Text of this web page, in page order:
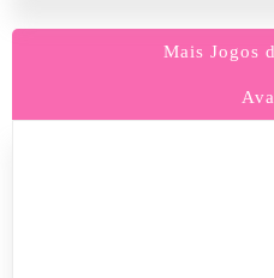
Mais Jogos